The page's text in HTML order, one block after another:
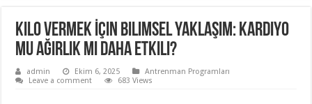
Kilo Vermek İçin Bilimsel Yaklaşım: Kardiyo
mu Ağırlık mı Daha Etkili?
admin Ekim 6, 2025
Antrenman Programları
Leave a comment
683 Views